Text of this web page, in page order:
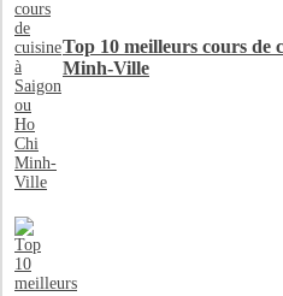
Top 10 meilleurs cours de
Minh-Ville